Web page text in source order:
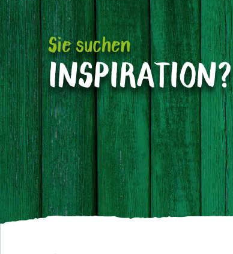
Sie suchen
INSPIRATION?